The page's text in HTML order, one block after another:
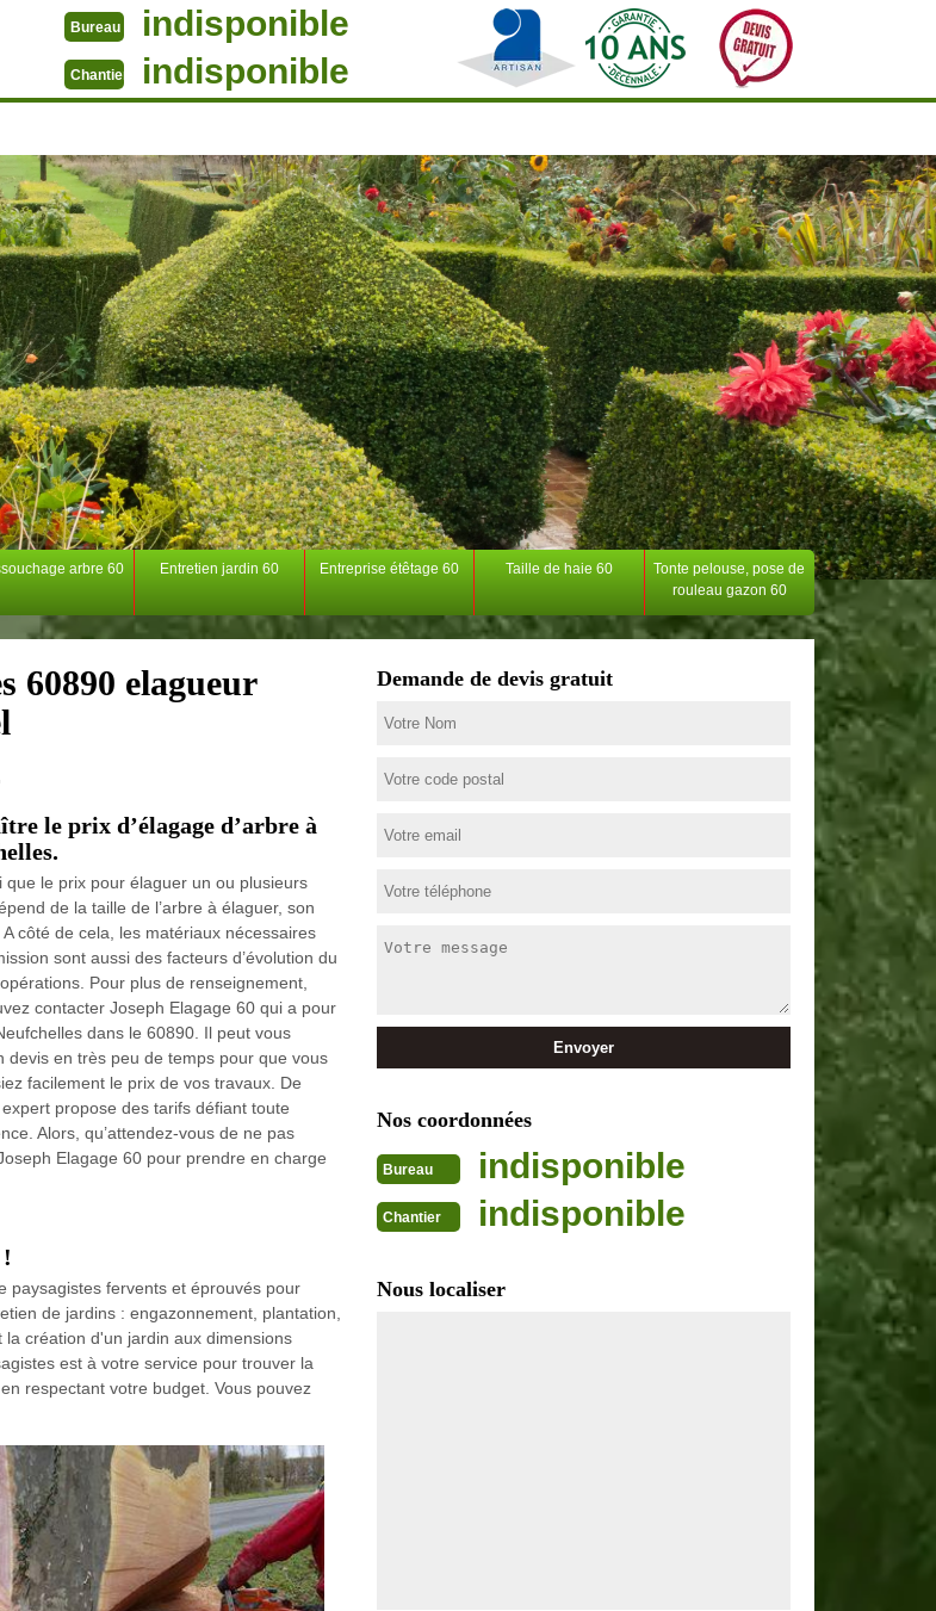
Bureau indisponible
Chantier indisponible
arbre 60 Entretien jardin 60 Entreprise étêtage 60 Taille de haie 60
Tonte pelouse, pose de
rouleau gazon 60
60890 elagueur
le prix d’élagage d’arbre à
que le prix pour élaguer un ou plusieurs
de la taille de l’arbre à élaguer, son
côté de cela, les matériaux nécessaires
sont aussi des facteurs d’évolution du
Pour plus de renseignement,
contacter Joseph Elagage 60 qui a pour
dans le 60890. Il peut vous
devis en très peu de temps pour que vous
facilement le prix de vos travaux. De
propose des tarifs défiant toute
Alors, qu’attendez-vous de ne pas
Elagage 60 pour prendre en charge
paysagistes fervents et éprouvés pour
de jardins : engazonnement, plantation,
création d'un jardin aux dimensions
est à votre service pour trouver la
respectant votre budget. Vous pouvez
Demande de devis gratuit
Nos coordonnées
Bureau indisponible
Chantier indisponible
Nous localiser